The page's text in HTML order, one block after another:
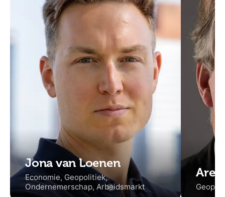
Jona van Loenen
Economie, Geopolitiek,
Ondernemerschap, Arbeidsmarkt